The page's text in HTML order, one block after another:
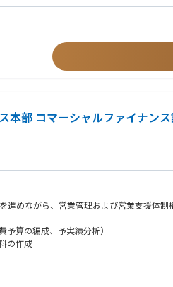
本部 コマーシャルファイナンス
進めながら、営業管理および営業支援体制
予算の編成、予実績分析）
の作成
ロセスの構築